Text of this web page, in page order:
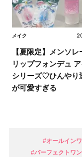
メイク
【夏限定】メンソレ
リップフォンデュ
シリーズ♡ひんやり
が可愛すぎる
#オールイン
#パーフェクトワ